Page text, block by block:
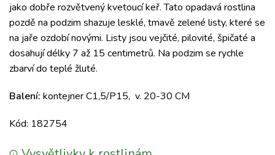
jako dobře rozvětvený kvetoucí keř. Tato opadavá rostlina
pozdě na podzim shazuje lesklé, tmavě zelené listy, které se
na jaře ozdobí novými. Listy jsou vejčité, pilovité, špičaté a
dosahují délky 7 až 15 centimetrů. Na podzim se rychle
zbarví do teplé žluté.
Balení: kontejner C1,5/P15, v. 20-30 CM
Kód: 182754